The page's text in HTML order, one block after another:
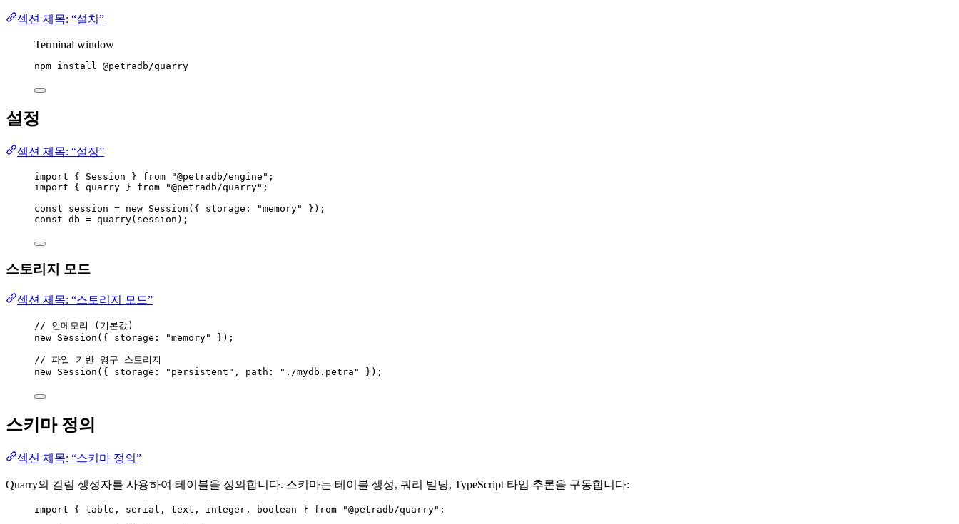
섹션 제목: “설치”
Terminal window
npm install @petradb/quarry
설정
섹션 제목: “설정”
import { Session } from "@petradb/engine " ;
import { quarry } from "@petradb/quarry" ;
const session = new Session ( { storage: "memory" } );
const db = quarry(session);
스토리지 모드
섹션 제목: “스토리지 모드”
// 인메모리 (기본값)
new Session ({ storage: "memory" });
// 파일 기반 영구 스토리지
new Session ({ storage: " persistent " , path: " ./mydb.petra " });
스키마 정의
섹션 제목: “스키마 정의”
Quarry의 컬럼 생성자를 사용하여 테이블을 정의합니다. 스키마는 테이블 생성, 쿼리 빌딩, TypeScript 타입 추론을 구동합니다:
import { table, serial, text, integer, boolean } from "@petradb/quarry" ;